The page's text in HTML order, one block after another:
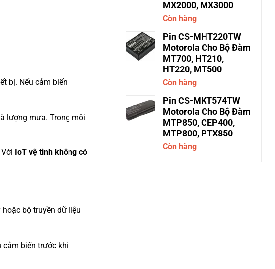
bị. Nếu cảm biến
lượng mưa. Trong môi
IoT vệ tinh không có
bộ truyền dữ liệu
cảm biến trước khi
MX2000, MX3000
Còn hàng
Pin CS-MHT220TW
Motorola Cho Bộ Đàm
MT700, HT210,
HT220, MT500
Còn hàng
Pin CS-MKT574TW
Motorola Cho Bộ Đàm
MTP850, CEP400,
MTP800, PTX850
Còn hàng